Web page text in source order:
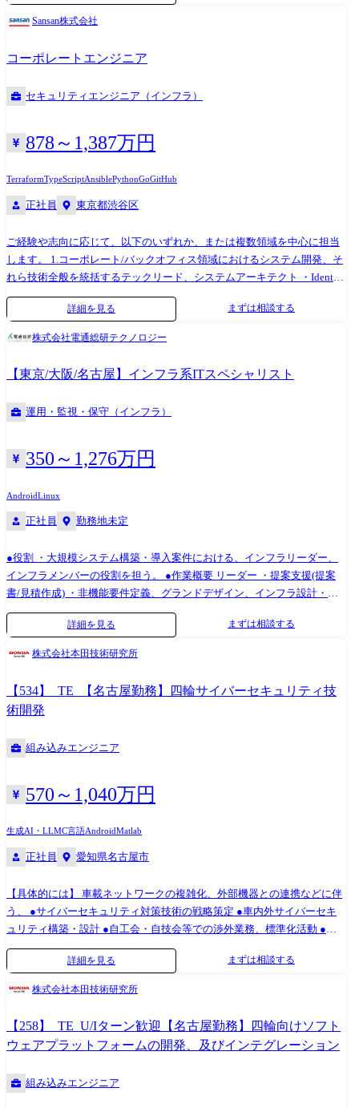
グ、実装支援を提供します。 【ソフトウェア/サービス領域】 ・自社の
支援します。 ・製品/サービスの検討・推進、プロトタイピングやソリュ
ーションアーキテクチャーの検討・設計、及びソフトウェア開発まで一
気通貫で提供します。
Sansan株式会社
コーポレートエンジニア
セキュリティエンジニア（インフラ）
878～1,387万円
TerraformTypeScriptAnsiblePythonGoGitHub
正社員 東京都渋谷区
ご経験や志向に応じて、以下のいずれか、または複数領域を中心に担当
します。 1.コーポレート/バックオフィス領域におけるシステム開発、そ
れら技術全般を統括するテックリード、システムアーキテクト ・Identity
ライフサイクル管理:人事システム連携による入退社業務自動化、プロビ
ジョニング、権限変更の完全自動化 ・SSO/認証基盤:Oktaでの
SoD(職務分掌)と監査ログ整備 ・内製開発/自動化:Slack/Workday/各種
SaaSでの申請・承認・棚卸の自動化、問い合わせ自動応答ボット、SaaS
設定の標準化・ドリフト検知 ・IaC/標準化:Terraform/GitHubでIdP・SaaS
連携のコード化、開発環境、開発手順の確立 ・セキュリティ協業:ゼロト
査・法務と合意形成 ・チーム技術リード:技術選定、アーキテクチャー設
計、レビュー、課題優先度付け、ステークホルダー調整、SLO/運用KPI
基盤の構築や、クラウドサービスのInfrastructure as Code化を推進 ・
したゼロタッチキッティング環境の構築 ・SaaSサービスの設定・変更管
理 3.オフィスネットワーク 全社共通のコーポレートITのうち、特に「各
拠点のオフィスネットワーク」に関する企画、設計・構築、運用 ・新オ
フィスネットワークの設計・構築 ・フロア増床、レイアウト変更に伴う
ネットワークの設計・構築 ・ゼロトラストネットワークなどの新規ソリ
ューションの検討・PoC 4.業務アプリケーション 複雑な経営・事業課題
課題解決のため、業務システムに対する要件定義からリリースまでを推
進 ・「Sansan」事業の基幹システムであるSalesforce/Gainsightのプロジ
ェクト推進・開発・運用 ・「Eight」事業における顧客・請求管理基盤シ
る開発プロジェクトリードと技術的負債解消 ※ SalesforceはSalesforce,
更の範囲 会社の定める業務 主な技術スタック ●開発言語 -
Python/Go/Shell Script/Google Apps Script -Apex/Visualforce/Lightning
Jamf Pro/Intune -kintone/Slack -Salesforce/Gainsight ●認証・ネットワーク -
構成管理・IaC -Terraform/Ansible -GitHub(Actions) ●その他 【OS・デバイ
ス】 Mac/Windows/Linux/iPad/Android 記載内容に関する注意事項 本求人
票に記載の内容は、会社の方針によって変更になる可能性があります。
詳細を見る まずは相談する
株式会社電通総研テクノロジー
【東京/大阪/名古屋】インフラ系ITスペシャリスト
運用・監視・保守（インフラ）
350～1,276万円
AndroidLinux
正社員 勤務地未定
●役割 ・大規模システム構築・導入案件における、インフラリーダー、
インフラメンバーの役割を担う。 ●作業概要 リーダー ・提案支援(提案
書/見積作成) ・非機能要件定義、グランドデザイン、インフラ設計・導
入 他 ・サーバ、ネットワーク、ミドルウエアの調達(クラウド含む)、
及びベンダー交渉 ・インフラ構築に関わる、方式設計、アーキテクチャ
ー設計、運用設計 メンバー ・非機能要件に基づいた基本設計、詳細設
ドルウエア稼働環境の構築、及びテスト実施 ・運用監視環境の設計、構
築 共通 ・技術的課題の抽出と解決の推進 ・最新要素技術に関する研究
開発
詳細を見る まずは相談する
株式会社本田技術研究所
【534】_TE_【名古屋勤務】四輪サイバーセキュリティ技
術開発
組み込みエンジニア
570～1,040万円
生成AI・LLMC言語AndroidMatlab
正社員 愛知県名古屋市
【具体的には】 車載ネットワークの複雑化、外部機器との連携などに伴
う、 ●サイバーセキュリティ対策技術の戦略策定 ●車内外サイバーセキ
ュリティ構築・設計 ●自工会・自技会等での渉外業務、標準化活動 ●法
規に準じたサイバーセキュリティ開発プロセスの構築 ●Honda製品サイバ
ーセキュリティポリシーの策定 ●データサイエンスを活用したサイバー
上、海外現地法人・取引先等とのやり取りが発生します。 ※将来的に
は、海外駐在の可能性もございます。 ※専門性や適性、会社ニーズなど
を踏まえ、会社が定める業務への配置転換を命じる場合があります。
MATLAB/Simulink、CANoe、CAN Analyzer等の計測&シミュレーション
詳細を見る まずは相談する
株式会社本田技術研究所
【258】_TE_U/Iターン歓迎【名古屋勤務】四輪向けソフト
ウェアプラットフォームの開発、及びインテグレーション
組み込みエンジニア